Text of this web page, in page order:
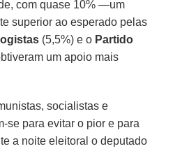
com quase 10% —um
superior ao esperado pelas
(5,5%) e o Partido
um apoio mais
socialistas e
se para evitar o pior e para
a noite eleitoral o deputado